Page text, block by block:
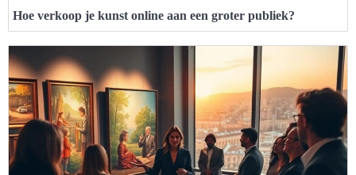
Hoe verkoop je kunst online aan een groter publiek?